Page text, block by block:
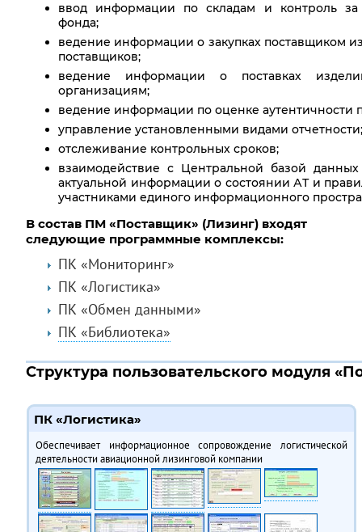
ввод информации по складам и контроль за
фонда;
ведение информации о закупках поставщиком
поставщиков;
ведение информации о поставках
организациям;
ведение информации по оценке аутентичности
управление установленными видами отчетности;
отслеживание контрольных сроков;
взаимодействие с Центральной базой
актуальной информации о состоянии АТ и
участниками единого информационного
В состав ПМ «Поставщик» (Лизинг) входят
следующие программные комплексы:
ПК «Мониторинг»
ПК «Логистика»
ПК «Обмен данными»
ПК «Библиотека»
Структура пользовательского модуля
ПК «Логистика»
Обеспечивает информационное сопровождение логистической
деятельности авиационной лизинговой компании